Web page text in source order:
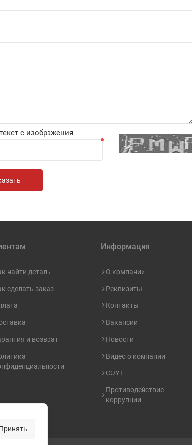
с изображения
найти деталь
сделать заказ
и возврат
Информация
О компании
Реквизиты
Контакты
Вакансии
Новости
Видео о компании
СОУТ
Противодействие
коррупции